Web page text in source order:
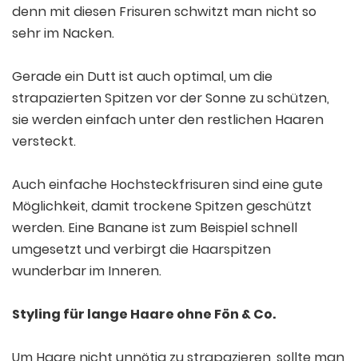
denn mit diesen Frisuren schwitzt man nicht so
sehr im Nacken.
Gerade ein Dutt ist auch optimal, um die
strapazierten Spitzen vor der Sonne zu schützen,
sie werden einfach unter den restlichen Haaren
versteckt.
Auch einfache Hochsteckfrisuren sind eine gute
Möglichkeit, damit trockene Spitzen geschützt
werden. Eine Banane ist zum Beispiel schnell
umgesetzt und verbirgt die Haarspitzen
wunderbar im Inneren.
Styling für lange Haare ohne Fön & Co.
Um Haare nicht unnötig zu strapazieren, sollte man